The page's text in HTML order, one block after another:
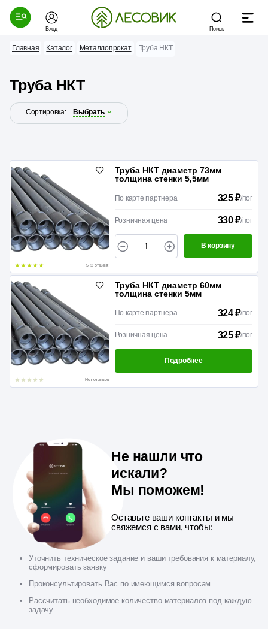
Вход Поиск
Главная Каталог Металлопрокат Труба НКТ
Труба НКТ
Сортировка: Выбрать
5 (2 отзыва)
Труба НКТ диаметр 73мм
толщина стенки 5,5мм
По карте партнера 325 ₽/пог
Розничная цена 330 ₽/пог
В корзину
Нет отзывов
Труба НКТ диаметр 60мм
толщина стенки 5мм
По карте партнера 324 ₽/пог
Розничная цена 325 ₽/пог
Подробнее
Не нашли что
искали?
Мы поможем!
Оставьте ваши контакты и мы
свяжемся с вами, чтобы:
Уточнить техническое задание и ваши требования к материалу,
сформировать заявку
Проконсультировать Вас по имеющимся вопросам
Рассчитать необходимое количество материалов под каждую
задачу